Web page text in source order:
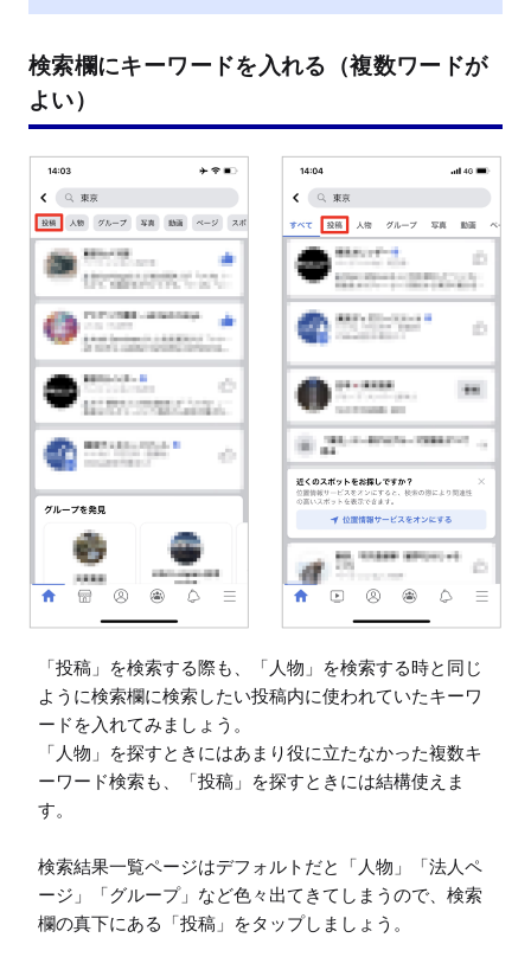
検索欄にキーワードを入れる（複数ワードが
よい）
「投稿」を検索する際も、「人物」を検索する時と同じ
ように検索欄に検索したい投稿内に使われていたキーワ
ードを入れてみましょう。
「人物」を探すときにはあまり役に立たなかった複数キ
ーワード検索も、「投稿」を探すときには結構使えま
す。
検索結果一覧ページはデフォルトだと「人物」「法人ペ
ージ」「グループ」など色々出てきてしまうので、検索
欄の真下にある「投稿」をタップしましょう。